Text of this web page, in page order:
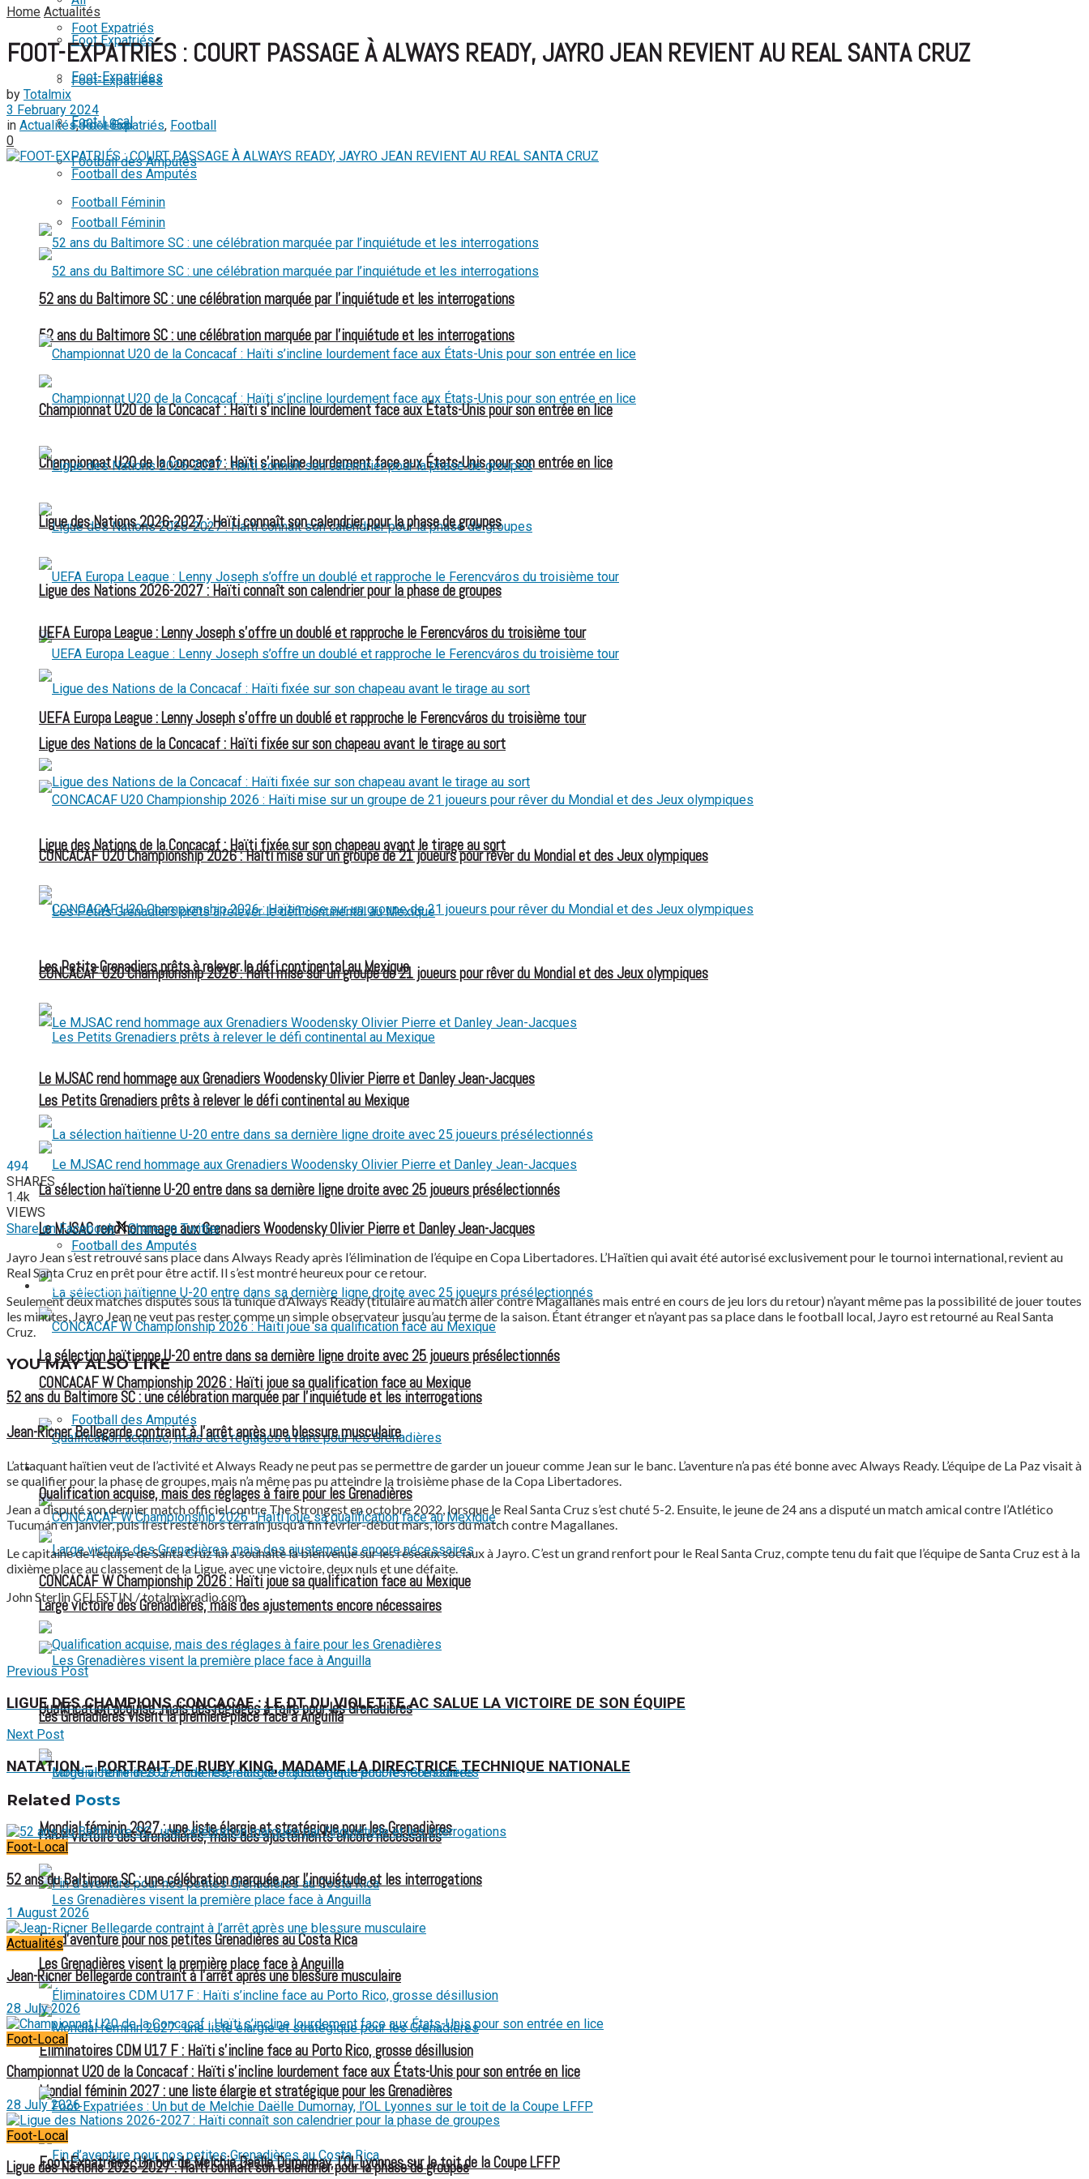
Foot Expatriés
Foot-Expatriées
Foot-Local
Football des Amputés
Football Féminin
52 ans du Baltimore SC : une célébration marquée par l’inquiétude et les interrogations
Championnat U20 de la Concacaf : Haïti s’incline lourdement face aux États-Unis pour son entrée en lice
Ligue des Nations 2026-2027 : Haïti connaît son calendrier pour la phase de groupes
UEFA Europa League : Lenny Joseph s’offre un doublé et rapproche le Ferencváros du troisième tour
Ligue des Nations de la Concacaf : Haïti fixée sur son chapeau avant le tirage au sort
CONCACAF U20 Championship 2026 : Haïti mise sur un groupe de 21 joueurs pour rêver du Mondial et des Jeux olympiques
Les Petits Grenadiers prêts à relever le défi continental au Mexique
Le MJSAC rend hommage aux Grenadiers Woodensky Olivier Pierre et Danley Jean-Jacques
La sélection haïtienne U-20 entre dans sa dernière ligne droite avec 25 joueurs présélectionnés
Football des Amputés
FOOTBALL FÉMININ
CONCACAF W Championship 2026 : Haïti joue sa qualification face au Mexique
Qualification acquise, mais des réglages à faire pour les Grenadières
Large victoire des Grenadières, mais des ajustements encore nécessaires
Les Grenadières visent la première place face à Anguilla
Mondial féminin 2027 : une liste élargie et stratégique pour les Grenadières
Foot Expatriés
Foot-Expatriées
Foot-Local
Football des Amputés
Football Féminin
52 ans du Baltimore SC : une célébration marquée par l’inquiétude et les interrogations
Championnat U20 de la Concacaf : Haïti s’incline lourdement face aux États-Unis pour son entrée en lice
Ligue des Nations 2026-2027 : Haïti connaît son calendrier pour la phase de groupes
UEFA Europa League : Lenny Joseph s’offre un doublé et rapproche le Ferencváros du troisième tour
Ligue des Nations de la Concacaf : Haïti fixée sur son chapeau avant le tirage au sort
CONCACAF U20 Championship 2026 : Haïti mise sur un groupe de 21 joueurs pour rêver du Mondial et des Jeux olympiques
Les Petits Grenadiers prêts à relever le défi continental au Mexique
Le MJSAC rend hommage aux Grenadiers Woodensky Olivier Pierre et Danley Jean-Jacques
La sélection haïtienne U-20 entre dans sa dernière ligne droite avec 25 joueurs présélectionnés
Football des Amputés
FOOTBALL FÉMININ
CONCACAF W Championship 2026 : Haïti joue sa qualification face au Mexique
Qualification acquise, mais des réglages à faire pour les Grenadières
Large victoire des Grenadières, mais des ajustements encore nécessaires
Les Grenadières visent la première place face à Anguilla
Mondial féminin 2027 : une liste élargie et stratégique pour les Grenadières
Fin d’aventure pour nos petites Grenadières au Costa Rica
Éliminatoires CDM U17 F : Haïti s’incline face au Porto Rico, grosse désillusion
Foot-Expatriées : Un but de Melchie Daëlle Dumornay, l’OL Lyonnes sur le toit de la Coupe LFFP
View All Result
Home Actualités
FOOT-EXPATRIÉS : COURT PASSAGE À ALWAYS READY, JAYRO JEAN REVIENT AU REAL SANTA CRUZ
by Totalmix
3 February 2024
in Actualités,Foot Expatriés, Football
0
494
SHARES
1.4k
VIEWS
Share on Facebook
Share on Twitter
Jayro Jean s’est retrouvé sans place dans Always Ready après l’élimination de l’équipe en Copa Libertadores. L’Haïtien qui avait été autorisé exclusivement pour le tournoi international, revient au
Real Santa Cruz en prêt pour être actif. Il s’est montré heureux pour ce retour.
Seulement deux matches disputés sous la tunique d’Always Ready (titulaire au match aller contre Magallanes mais entré en cours de jeu lors du retour) n’ayant même pas la possibilité de jouer toutes
les minutes, Jayro Jean ne veut pas rester comme un simple observateur jusqu’au terme de la saison. Étant étranger et n’ayant pas sa place dans le football local, Jayro est retourné au Real Santa
Cruz.
YOU MAY ALSO LIKE
52 ans du Baltimore SC : une célébration marquée par l’inquiétude et les interrogations
Jean-Ricner Bellegarde contraint à l’arrêt après une blessure musculaire
L’attaquant haïtien veut de l’activité et Always Ready ne peut pas se permettre de garder un joueur comme Jean sur le banc. L’aventure n’a pas été bonne avec Always Ready. L’équipe de La Paz visait à
se qualifier pour la phase de groupes, mais n’a même pas pu atteindre la troisième phase de la Copa Libertadores.
Jean a disputé son dernier match officiel contre The Strongest en octobre 2022, lorsque le Real Santa Cruz s’est chuté 5-2. Ensuite, le jeune de 24 ans a disputé un match amical contre l’Atlético
Tucumán en janvier, puis il est resté hors terrain jusqu’à fin février-début mars, lors du match contre Magallanes.
Le capitaine de l’équipe de Santa Cruz lui a souhaité la bienvenue sur les réseaux sociaux à Jayro. C’est un grand renfort pour le Real Santa Cruz, compte tenu du fait que l’équipe de Santa Cruz est à la
dixième place au classement de la Ligue, avec une victoire, deux nuls et une défaite.
John Sterlin CELESTIN / totalmixradio.com
Previous Post
LIGUE DES CHAMPIONS CONCACAF : LE DT DU VIOLETTE AC SALUE LA VICTOIRE DE SON ÉQUIPE
Next Post
NATATION – PORTRAIT DE RUBY KING, MADAME LA DIRECTRICE TECHNIQUE NATIONALE
Related Posts
Foot-Local
52 ans du Baltimore SC : une célébration marquée par l’inquiétude et les interrogations
1 August 2026
Actualités
Jean-Ricner Bellegarde contraint à l’arrêt après une blessure musculaire
28 July 2026
Foot-Local
Championnat U20 de la Concacaf : Haïti s’incline lourdement face aux États-Unis pour son entrée en lice
28 July 2026
Foot-Local
Ligue des Nations 2026-2027 : Haïti connaît son calendrier pour la phase de groupes